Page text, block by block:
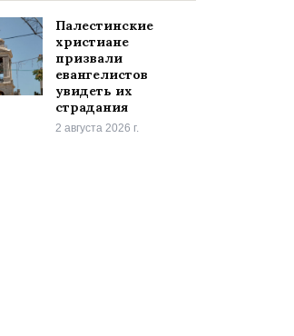
Палестинские
христиане
призвали
евангелистов
увидеть их
страдания
2 августа 2026 г.